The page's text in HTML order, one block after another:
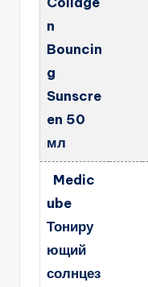
n
Bouncin
g
Sunscre
en 50
мл
Medic
ube
Тониру
ющий
солнцез